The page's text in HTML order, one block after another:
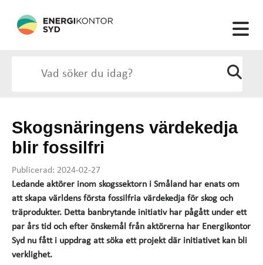
Skogsnäringens värdekedja
blir fossilfri
Publicerad: 2024-02-27
Ledande aktörer inom skogssektorn i Småland har enats om
att skapa världens första fossilfria värdekedja för skog och
träprodukter. Detta banbrytande initiativ har pågått under ett
par års tid och efter önskemål från aktörerna har Energikontor
Syd nu fått i uppdrag att söka ett projekt där initiativet kan bli
verklighet.